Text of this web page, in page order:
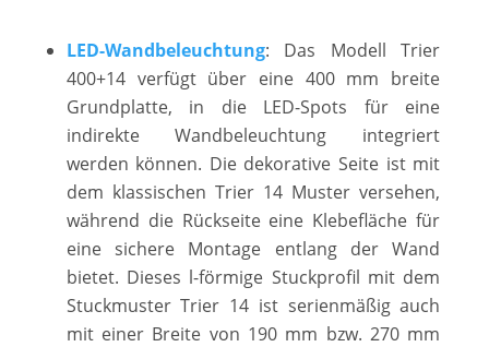
LED-Wandbeleuchtung: Das Modell Trier
400+14 verfügt über eine 400 mm breite
Grundplatte, in die LED-Spots für eine
indirekte Wandbeleuchtung integriert
werden können. Die dekorative Seite ist mit
dem klassischen Trier 14 Muster versehen,
während die Rückseite eine Klebefläche für
eine sichere Montage entlang der Wand
bietet. Dieses l-förmige Stuckprofil mit dem
Stuckmuster Trier 14 ist serienmäßig auch
mit einer Breite von 190 mm bzw. 270 mm